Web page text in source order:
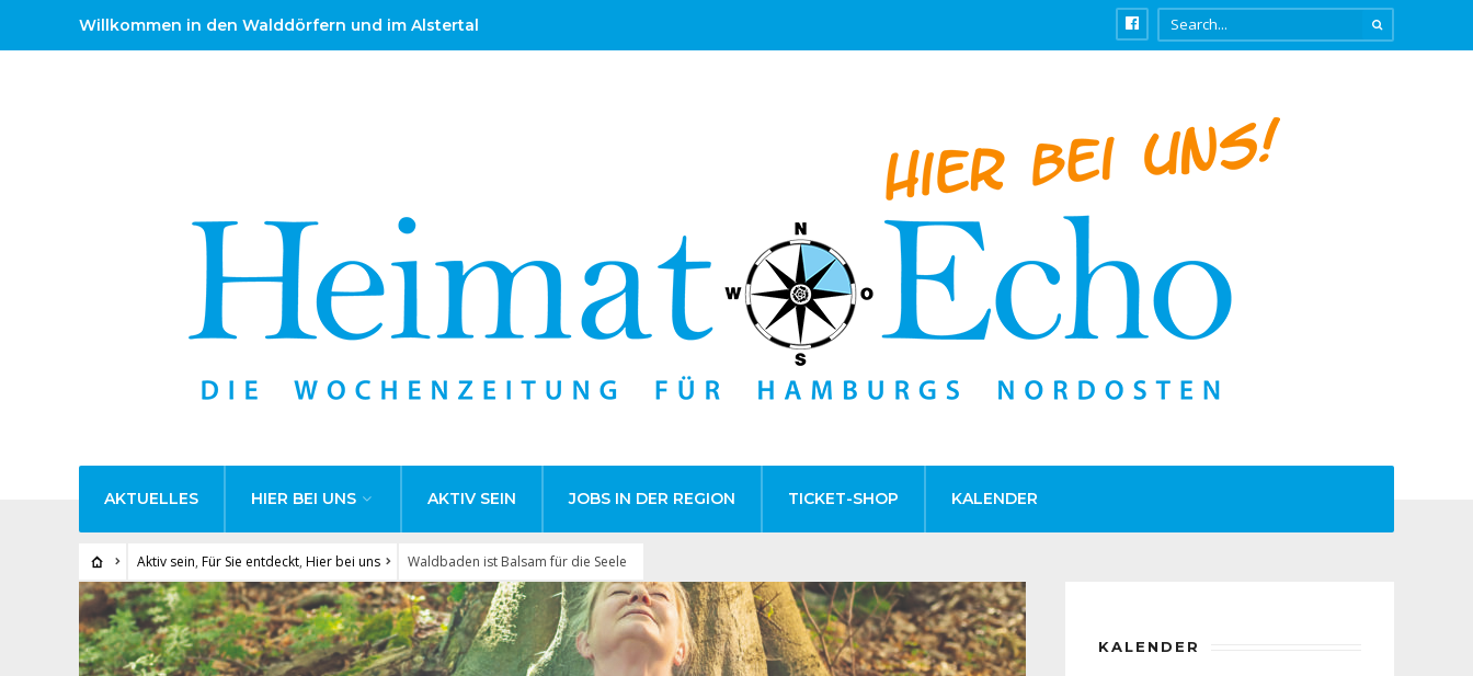
Willkommen in den Walddörfern und im Alstertal
AKTUELLES HIER BEI UNS AKTIV SEIN JOBS IN DER REGION TICKET-SHOP KALENDER
Aktiv sein, Für Sie entdeckt, Hier bei uns Waldbaden ist Balsam für die Seele
KALENDER